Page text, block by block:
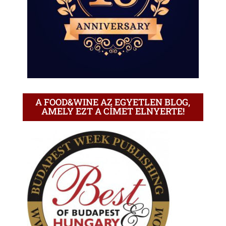
A FOOD&WINE AZ EGYETLEN BLOG,
AMELY EZT A CÍMET ELNYERTE!